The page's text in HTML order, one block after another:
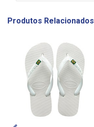
Produtos Relacionados